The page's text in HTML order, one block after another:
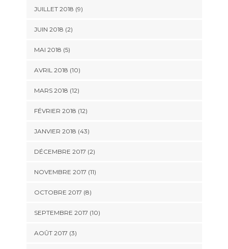
JUILLET 2018 (9)
JUIN 2018 (2)
MAI 2018 (5)
AVRIL 2018 (10)
MARS 2018 (12)
FÉVRIER 2018 (12)
JANVIER 2018 (43)
DÉCEMBRE 2017 (2)
NOVEMBRE 2017 (11)
OCTOBRE 2017 (8)
SEPTEMBRE 2017 (10)
AOÛT 2017 (3)